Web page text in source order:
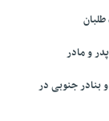
و مادر
بنادر جنوبی در